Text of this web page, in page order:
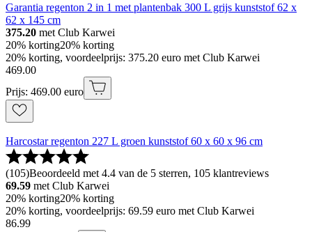
Garantia regenton 2 in 1 met plantenbak 300 L grijs kunststof 62 x
62 x 145 cm
375.20 met Club Karwei
20% korting20% korting
20% korting, voordeelprijs: 375.20 euro met Club Karwei
469.00
Prijs: 469.00 euro
Harcostar regenton 227 L groen kunststof 60 x 60 x 96 cm
(105)Beoordeeld met 4.4 van de 5 sterren, 105 klantreviews
69.59 met Club Karwei
20% korting20% korting
20% korting, voordeelprijs: 69.59 euro met Club Karwei
86.99